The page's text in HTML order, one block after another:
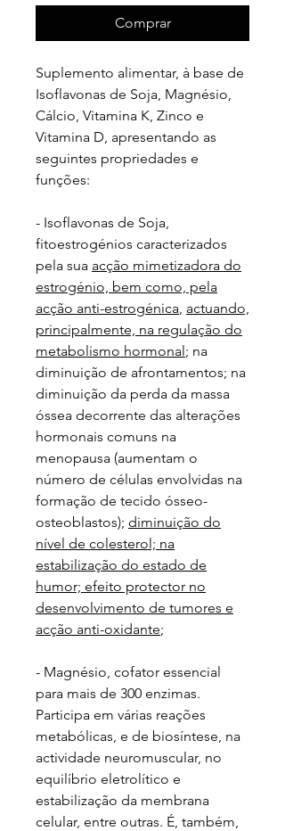
Comprar
Suplemento alimentar, à base de
Isoflavonas de Soja, Magnésio,
Cálcio, Vitamina K, Zinco e
Vitamina D, apresentando as
seguintes propriedades e
funções:
- Isoflavonas de Soja,
fitoestrogénios caracterizados
pela sua acção mimetizadora do
estrogénio, bem como, pela
acção anti-estrogénica, actuando,
principalmente, na regulação do
metabolismo hormonal; na
diminuição de afrontamentos; na
diminuição da perda da massa
óssea decorrente das alterações
hormonais comuns na
menopausa (aumentam o
número de células envolvidas na
formação de tecido ósseo-
osteoblastos); diminuição do
nível de colesterol; na
estabilização do estado de
humor; efeito protector no
desenvolvimento de tumores e
acção anti-oxidante;
- Magnésio, cofator essencial
para mais de 300 enzimas.
Participa em várias reações
metabólicas, e de biosíntese, na
actividade neuromuscular, no
equilíbrio eletrolítico e
estabilização da membrana
celular, entre outras. É, também,